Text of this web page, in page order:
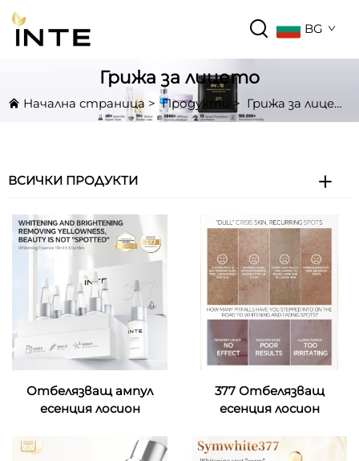
BG
Грижа за лицето
Начална страница >Продукти > Грижа за лицето
ВСИЧКИ ПРОДУКТИ
Отбелязващ ампул
есенция лосион
377 Отбелязващ
есенция лосион